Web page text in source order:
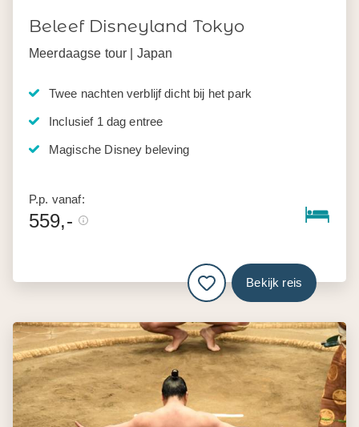
Beleef Disneyland Tokyo
Meerdaagse tour | Japan
Twee nachten verblijf dicht bij het park
Inclusief 1 dag entree
Magische Disney beleving
P.p. vanaf:
559,-
Bekijk reis